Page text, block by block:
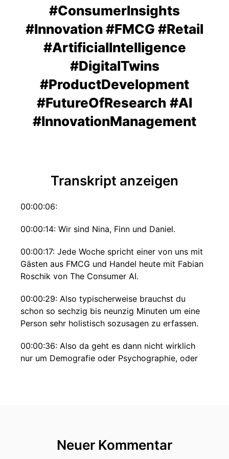
#ConsumerInsights
#Innovation #FMCG #Retail
#ArtificialIntelligence
#DigitalTwins
#ProductDevelopment
#FutureOfResearch #AI
#InnovationManagement
Transkript anzeigen
00:00:06:
00:00:14: Wir sind Nina, Finn und Daniel.
00:00:17: Jede Woche spricht einer von uns mit
Gästen aus FMCG und Handel heute mit Fabian
Roschik von The Consumer AI.
00:00:29: Also typischerweise brauchst du
schon so sechzig bis neunzig Minuten um eine
Person sehr holistisch sozusagen zu erfassen.
00:00:36: Also da geht es dann nicht wirklich
nur um Demografie oder Psychographie, oder
00:00:54: Der einen Seite kannst du eine KI
Neuer Kommentar